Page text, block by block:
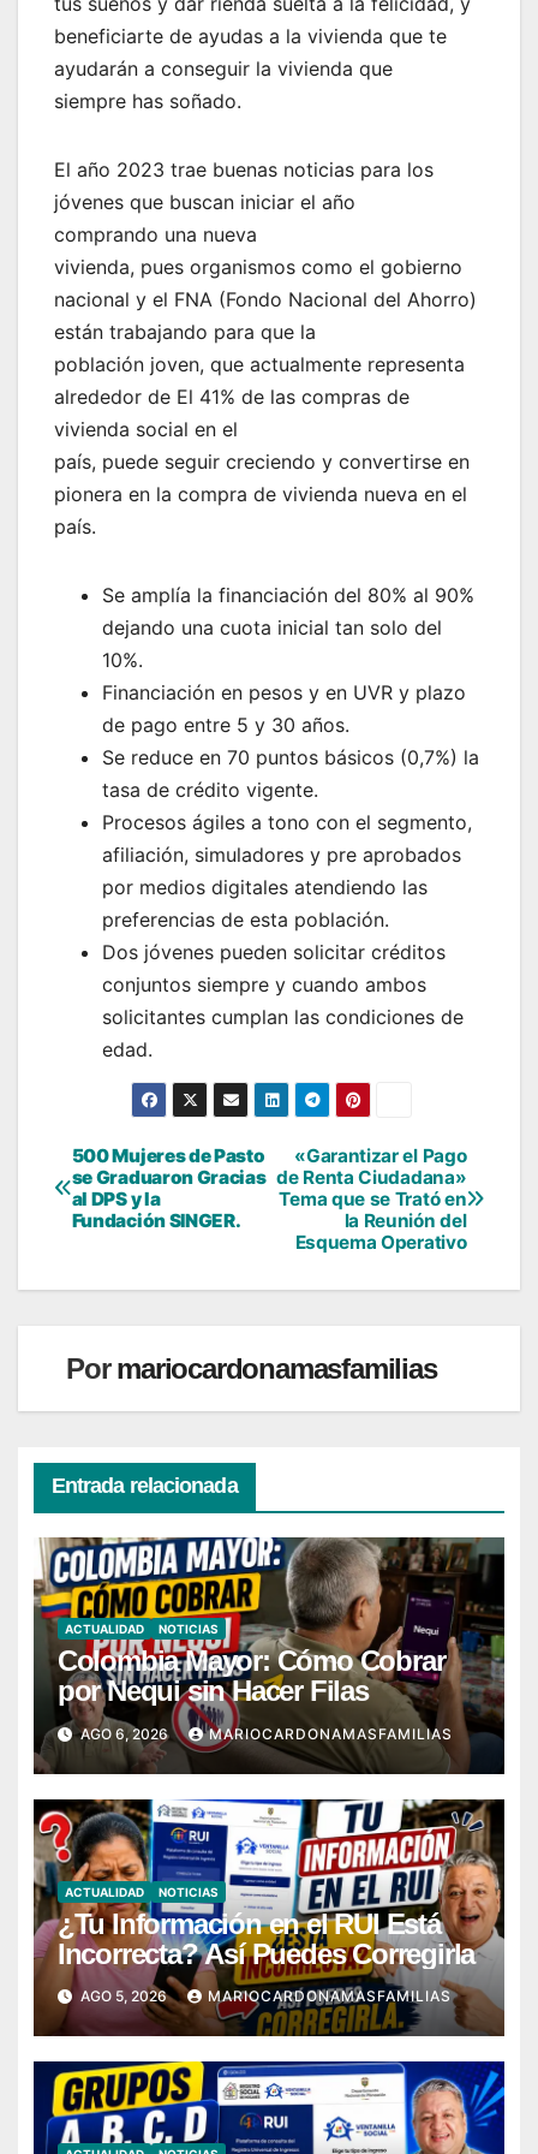
beneficiarte de ayudas a la vivienda que te
ayudarán a conseguir la vivienda que
siempre has soñado.
El año 2023 trae buenas noticias para los
jóvenes que buscan iniciar el año
comprando una nueva
vivienda, pues organismos como el gobierno
nacional y el FNA (Fondo Nacional del Ahorro)
están trabajando para que la
población joven, que actualmente representa
alrededor de El 41% de las compras de
vivienda social en el
país, puede seguir creciendo y convertirse en
pionera en la compra de vivienda nueva en el
país.
Se amplía la financiación del 80% al 90%
dejando una cuota inicial tan solo del
10%.
Financiación en pesos y en UVR y plazo
de pago entre 5 y 30 años.
Se reduce en 70 puntos básicos (0,7%) la
tasa de crédito vigente.
Procesos ágiles a tono con el segmento,
afiliación, simuladores y pre aprobados
por medios digitales atendiendo las
preferencias de esta población.
Dos jóvenes pueden solicitar créditos
conjuntos siempre y cuando ambos
solicitantes cumplan las condiciones de
edad.
Navegación
de
«Garantizar el Pago
de Renta Ciudadana»
Tema que se Trató en
la Reunión del
Esquema Operativo
500 Mujeres de Pasto
se Graduaron Gracias
al DPS y la
Fundación SINGER.
Pormariocardonamasfamilias
Entrada relacionada
ACTUALIDAD NOTICIAS
Colombia Mayor: Cómo Cobrar
por Nequi sin Hacer Filas
AGO 6, 2026 MARIOCARDONAMASFAMILIAS
ACTUALIDAD NOTICIAS
¿Tu Información en el RUI Está
Incorrecta? Así Puedes Corregirla
AGO 5, 2026 MARIOCARDONAMASFAMILIAS